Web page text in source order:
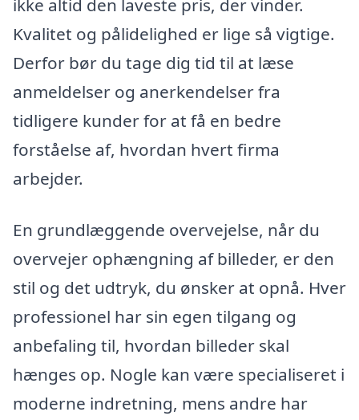
ikke altid den laveste pris, der vinder.
Kvalitet og pålidelighed er lige så vigtige.
Derfor bør du tage dig tid til at læse
anmeldelser og anerkendelser fra
tidligere kunder for at få en bedre
forståelse af, hvordan hvert firma
arbejder.
En grundlæggende overvejelse, når du
overvejer ophængning af billeder, er den
stil og det udtryk, du ønsker at opnå. Hver
professionel har sin egen tilgang og
anbefaling til, hvordan billeder skal
hænges op. Nogle kan være specialiseret i
moderne indretning, mens andre har